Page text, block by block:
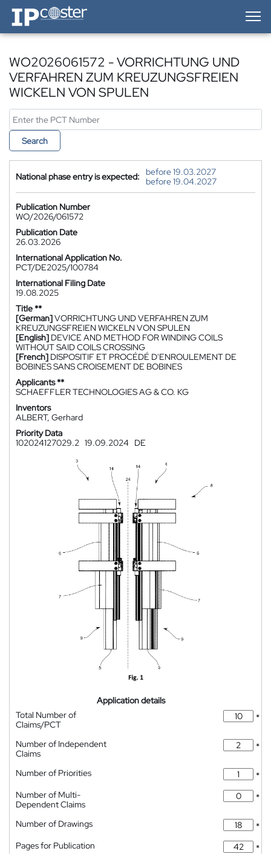
IP-Coster — Home
WO2026061572 - VORRICHTUNG UND
VERFAHREN ZUM KREUZUNGSFREIEN
WICKELN VON SPULEN
Search
National phase entry is expected:
before 19.03.2027
before 19.04.2027
Publication Number
WO/2026/061572
Publication Date
26.03.2026
International Application No.
PCT/DE2025/100784
International Filing Date
19.08.2025
Title **
[German]VORRICHTUNG UND VERFAHREN ZUM
KREUZUNGSFREIEN WICKELN VON SPULEN
[English] DEVICE AND METHOD FOR WINDING COILS
WITHOUT SAID COILS CROSSING
[French] DISPOSITIF ET PROCÉDÉ D'ENROULEMENT DE
BOBINES SANS CROISEMENT DE BOBINES
Applicants **
SCHAEFFLER TECHNOLOGIES AG & CO. KG
Inventors
ALBERT, Gerhard
Priority Data
102024127029.2 19.09.2024 DE
Application details
Total Number of
Claims/PCT
*
Number of Independent
Claims
*
Number of Priorities
*
Number of Multi-
Dependent Claims
*
Number of Drawings
*
Pages for Publication
*